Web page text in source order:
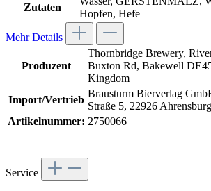
Zutaten
Hopfen, Hefe
Mehr Details
Produzent
Thornbridge Brewery,
Buxton Rd, Bakewell
Kingdom
Import/Vertrieb
Brausturm Bierverlag
Straße 5, 22926
Artikelnummer: 2750066
Service